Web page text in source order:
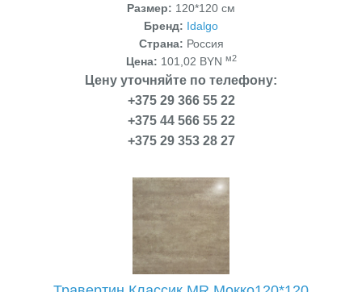
Размер: 120*120 см
Бренд: Idalgo
Страна: Россия
Цена: 101,02 BYN м2
Цену уточняйте по телефону:
+375 29 366 55 22
+375 44 566 55 22
+375 29 353 28 27